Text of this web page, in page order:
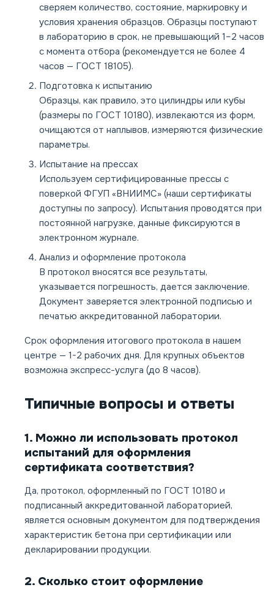
сверяем количество, состояние, маркировку и
условия хранения образцов. Образцы поступают
в лабораторию в срок, не превышающий 1–2 часов
с момента отбора (рекомендуется не более 4
часов — ГОСТ 18105).
Подготовка к испытанию
Образцы, как правило, это цилиндры или кубы
(размеры по ГОСТ 10180), извлекаются из форм,
очищаются от наплывов, измеряются физические
параметры.
Испытание на прессах
Используем сертифицированные прессы с
поверкой ФГУП «ВНИИМС» (наши сертификаты
доступны по запросу). Испытания проводятся при
постоянной нагрузке, данные фиксируются в
электронном журнале.
Анализ и оформление протокола
В протокол вносятся все результаты,
указывается погрешность, дается заключение.
Документ заверяется электронной подписью и
печатью аккредитованной лаборатории.
Срок оформления итогового протокола в нашем
центре — 1-2 рабочих дня. Для крупных объектов
возможна экспресс-услуга (до 8 часов).
Типичные вопросы и ответы
1. Можно ли использовать протокол
испытаний для оформления
сертификата соответствия?
Да, протокол, оформленный по ГОСТ 10180 и
подписанный аккредитованной лабораторией,
является основным документом для подтверждения
характеристик бетона при сертификации или
декларировании продукции.
2. Сколько стоит оформление